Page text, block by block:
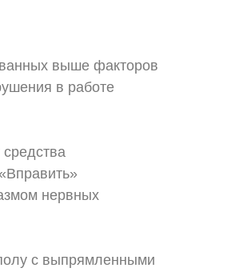
выше факторов
в работе
нервных
с выпрямленными